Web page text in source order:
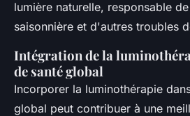
lumière naturelle, responsable
saisonnière et d'autres troubles
Intégration de la
de santé global
Incorporer la luminothérapie
global peut contribuer à une